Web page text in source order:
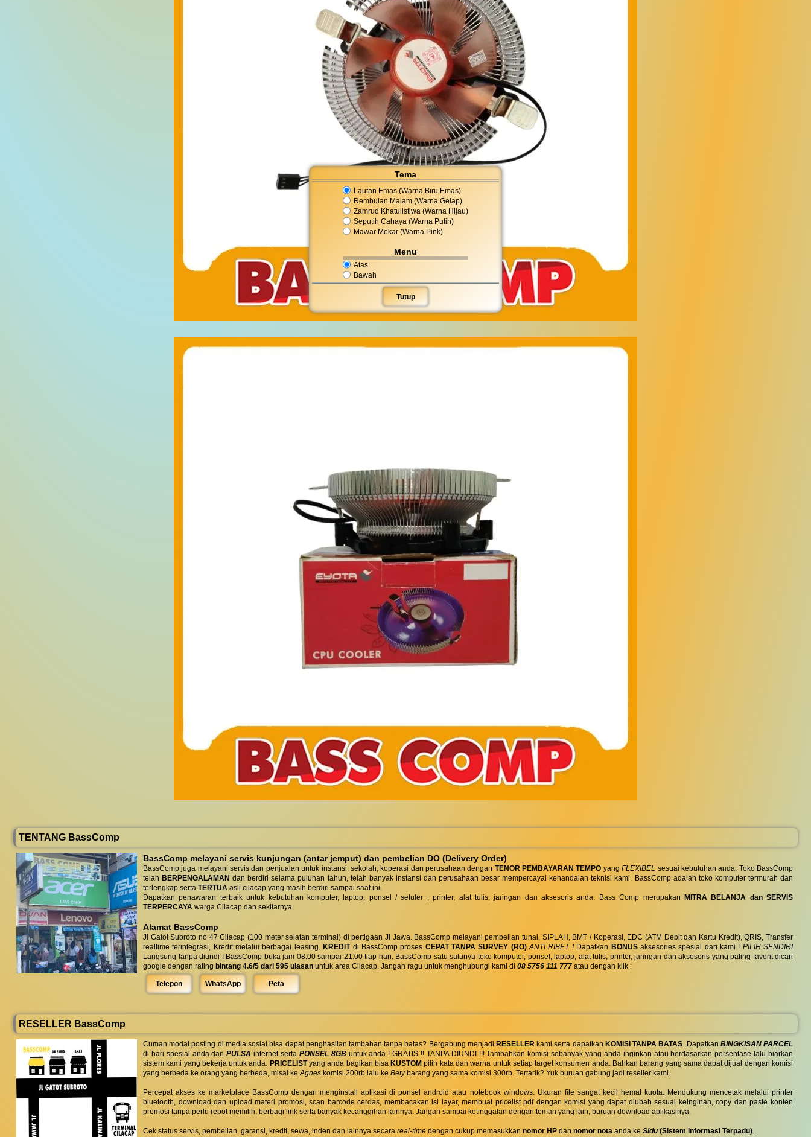
Tema
Lautan Emas (Warna Biru Emas)
Rembulan Malam (Warna Gelap)
Zamrud Khatulistiwa (Warna Hijau)
Seputih Cahaya (Warna Putih)
Mawar Mekar (Warna Pink)
Menu
Atas
Bawah
Tutup
TENTANG BassComp
BassComp melayani servis kunjungan (antar jemput) dan pembelian DO (Delivery Order)
BassComp juga melayani servis dan penjualan untuk instansi, sekolah, koperasi dan perusahaan dengan TENOR PEMBAYARAN TEMPO yangFLEXIBEL sesuai kebutuhan anda. Toko BassComp
telah BERPENGALAMAN dan berdiri selama puluhan tahun, telah banyak instansi dan perusahaan besar mempercayai kehandalan teknisi kami. BassComp adalah toko komputer termurah dan
terlengkap serta TERTUA asli cilacap yang masih berdiri sampai saat ini.
Dapatkan penawaran terbaik untuk kebutuhan komputer, laptop, ponsel / seluler , printer, alat tulis, jaringan dan aksesoris anda. Bass Comp merupakan
MITRA BELANJA dan SERVIS
TERPERCAYA warga Cilacap dan sekitarnya.
Alamat BassComp
Jl Gatot Subroto no 47 Cilacap (100 meter selatan terminal) di pertigaan Jl Jawa. BassComp melayani pembelian tunai, SIPLAH, BMT / Koperasi, EDC (ATM Debit dan Kartu Kredit), QRIS, Transfer
realtime terintegrasi, Kredit melalui berbagai leasing. KREDITdi BassComp proses CEPAT TANPA SURVEY (RO) ANTI RIBET !Dapatkan BONUSaksesories spesial dari kami ! PILIH SENDIRI
Langsung tanpa diundi ! BassComp buka jam 08:00 sampai 21:00 tiap hari. BassComp satu satunya toko komputer, ponsel, laptop, alat tulis, printer, jaringan dan aksesoris yang paling favorit dicari
google dengan rating bintang 4.6/5 dari 595 ulasan untuk area Cilacap. Jangan ragu untuk menghubungi kami di 08 5756 111 777 atau dengan klik :
Telepon WhatsApp Peta
RESELLER BassComp
Cuman modal posting di media sosial bisa dapat penghasilan tambahan tanpa batas? Bergabung menjadi RESELLER kami serta dapatkan KOMISI TANPA BATAS. Dapatkan BINGKISAN PARCEL
di hari spesial anda danPULSA internet serta PONSEL 8GBuntuk anda ! GRATIS !! TANPA DIUNDI !!! Tambahkan komisi sebanyak yang anda inginkan atau berdasarkan persentase lalu biarkan
sistem kami yang bekerja untuk anda. PRICELISTyang anda bagikan bisa KUSTOM pilih kata dan warna untuk setiap target konsumen anda. Bahkan barang yang sama dapat dijual dengan komisi
yang berbeda ke orang yang berbeda, misal keAgnes komisi 200rb lalu ke Betybarang yang sama komisi 300rb. Tertarik? Yuk buruan gabung jadi reseller kami.
Percepat akses ke marketplace BassComp dengan menginstall aplikasi di ponsel android atau notebook windows. Ukuran file sangat kecil hemat kuota. Mendukung mencetak melalui printer
bluetooth, download dan upload materi promosi, scan barcode cerdas, membacakan isi layar, membuat pricelist pdf dengan komisi yang dapat diubah sesuai keinginan, copy dan paste konten
promosi tanpa perlu repot memilih, berbagi link serta banyak kecanggihan lainnya. Jangan sampai ketinggalan dengan teman yang lain, buruan download aplikasinya.
Cek status servis, pembelian, garansi, kredit, sewa, inden dan lainnya secara real-time dengan cukup memasukkan nomor HP dan nomor nota anda ke SIdu (Sistem Informasi Terpadu).